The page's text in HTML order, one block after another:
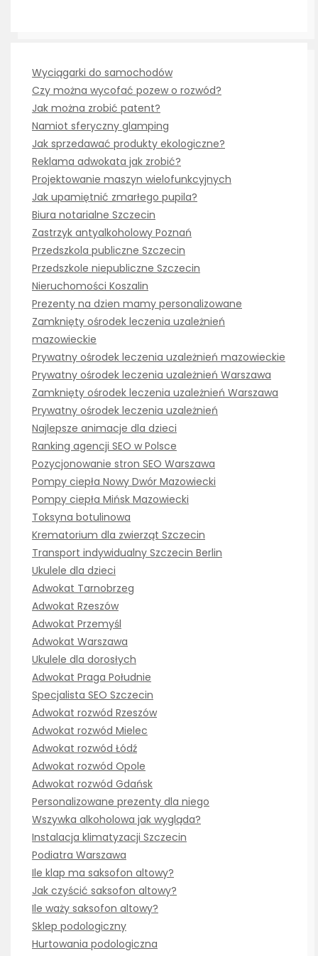
Wyciągarki do samochodów
Czy można wycofać pozew o rozwód?
Jak można zrobić patent?
Namiot sferyczny glamping
Jak sprzedawać produkty ekologiczne?
Reklama adwokata jak zrobić?
Projektowanie maszyn wielofunkcyjnych
Jak upamiętnić zmarłego pupila?
Biura notarialne Szczecin
Zastrzyk antyalkoholowy Poznań
Przedszkola publiczne Szczecin
Przedszkole niepubliczne Szczecin
Nieruchomości Koszalin
Prezenty na dzien mamy personalizowane
Zamknięty ośrodek leczenia uzależnień
mazowieckie
Prywatny ośrodek leczenia uzależnień mazowieckie
Prywatny ośrodek leczenia uzależnień Warszawa
Zamknięty ośrodek leczenia uzależnień Warszawa
Prywatny ośrodek leczenia uzależnień
Najlepsze animacje dla dzieci
Ranking agencji SEO w Polsce
Pozycjonowanie stron SEO Warszawa
Pompy ciepła Nowy Dwór Mazowiecki
Pompy ciepła Mińsk Mazowiecki
Toksyna botulinowa
Krematorium dla zwierząt Szczecin
Transport indywidualny Szczecin Berlin
Ukulele dla dzieci
Adwokat Tarnobrzeg
Adwokat Rzeszów
Adwokat Przemyśl
Adwokat Warszawa
Ukulele dla dorosłych
Adwokat Praga Południe
Specjalista SEO Szczecin
Adwokat rozwód Rzeszów
Adwokat rozwód Mielec
Adwokat rozwód Łódź
Adwokat rozwód Opole
Adwokat rozwód Gdańsk
Personalizowane prezenty dla niego
Wszywka alkoholowa jak wygląda?
Instalacja klimatyzacji Szczecin
Podiatra Warszawa
Ile klap ma saksofon altowy?
Jak czyścić saksofon altowy?
Ile waży saksofon altowy?
Sklep podologiczny
Hurtowania podologiczna